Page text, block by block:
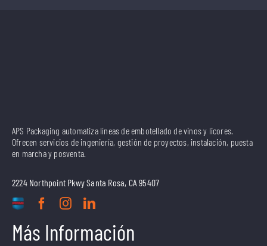
APS Packaging automatiza líneas de embotellado de vinos y licores.
Ofrecen servicios de ingeniería, gestión de proyectos, instalación, puesta
en marcha y posventa.
2224 Northpoint Pkwy Santa Rosa, CA 95407
Más Información